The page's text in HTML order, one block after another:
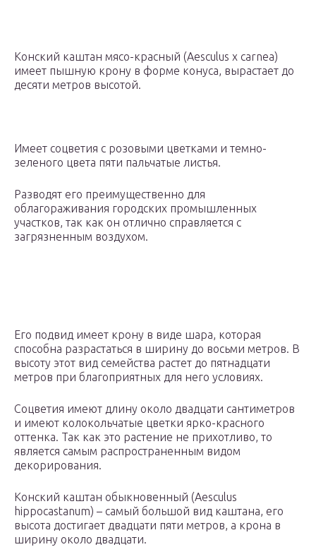
Конский каштан мясо-красный (Aesculus х carnea)
имеет пышную крону в форме конуса, вырастает до
десяти метров высотой.
Имеет соцветия с розовыми цветками и темно-
зеленого цвета пяти пальчатые листья.
Разводят его преимущественно для
облагораживания городских промышленных
участков, так как он отлично справляется с
загрязненным воздухом.
Его подвид имеет крону в виде шара, которая
способна разрастаться в ширину до восьми метров. В
высоту этот вид семейства растет до пятнадцати
метров при благоприятных для него условиях.
Соцветия имеют длину около двадцати сантиметров
и имеют колокольчатые цветки ярко-красного
оттенка. Так как это растение не прихотливо, то
является самым распространенным видом
декорирования.
Конский каштан обыкновенный (Aesculus
hippocastanum) – самый большой вид каштана, его
высота достигает двадцати пяти метров, а крона в
ширину около двадцати.